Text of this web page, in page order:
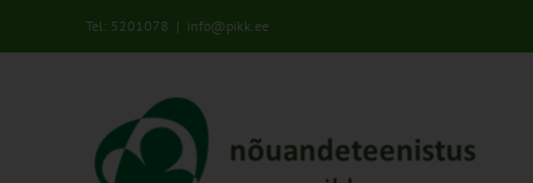
Tel: 5201078 | info@pikk.ee